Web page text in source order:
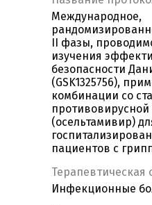
Международное,
II фазы,
изучения
безопасности
(GSK1325756),
комбинации со
(осельтамивир)
пациентов с
Терапевтическая
Инфекционные